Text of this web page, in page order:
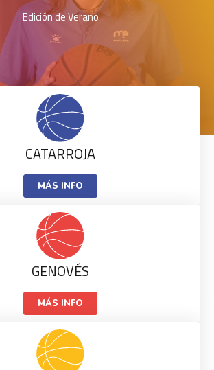
Edición de Verano
CATARROJA
MÁS INFO
GENOVÉS
MÁS INFO